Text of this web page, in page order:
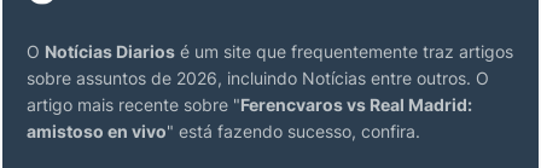
O Notícias Diarios é um site que frequentemente traz artigos
sobre assuntos de 2026, incluindo Notícias entre outros. O
artigo mais recente sobre "Ferencvaros vs Real Madrid:
amistoso en vivo" está fazendo sucesso, confira.